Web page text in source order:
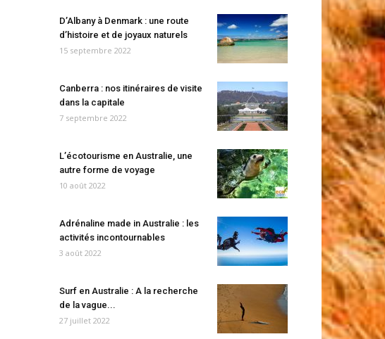
D’Albany à Denmark : une route
d’histoire et de joyaux naturels
15 septembre 2022
Canberra : nos itinéraires de visite
dans la capitale
7 septembre 2022
L’écotourisme en Australie, une
autre forme de voyage
10 août 2022
Adrénaline made in Australie : les
activités incontournables
3 août 2022
Surf en Australie : A la recherche
de la vague...
27 juillet 2022